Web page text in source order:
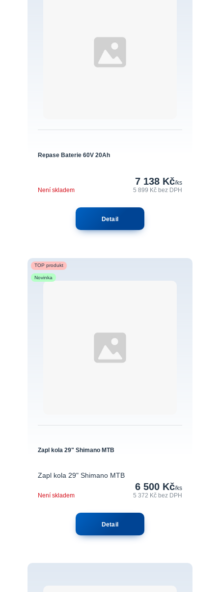
Repase Baterie 60V 20Ah
7 138 Kč/ks
5 899 Kč bez DPH
Není skladem
Detail
TOP produkt
Novinka
Zapl kola 29" Shimano MTB
Zapl kola 29" Shimano MTB
6 500 Kč/ks
5 372 Kčbez DPH
Není skladem
Detail